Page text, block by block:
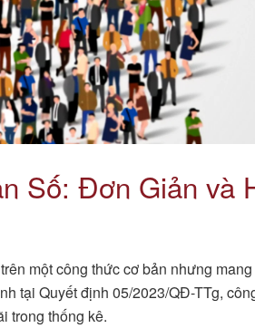
Số: Đơn Giản và
một công thức cơ bản nhưng
tại Quyết định 05/2023/QĐ-TTg,
trong thống kê.